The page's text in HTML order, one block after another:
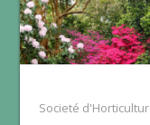
Societé